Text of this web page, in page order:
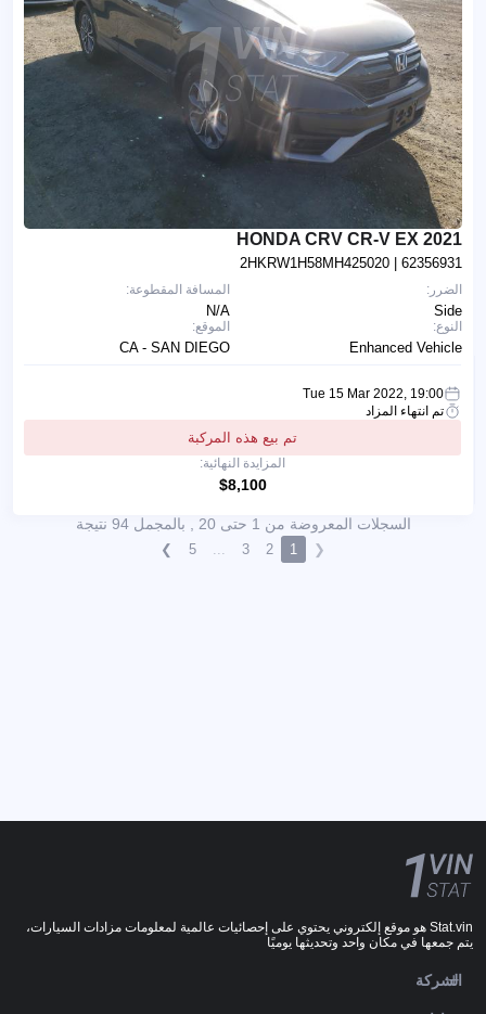
2021 HONDA CRV CR-V EX
2HKRW1H58MH425020 | 62356931
المسافة المقطوعة:
N/A
الموقع:
CA - SAN DIEGO
الضرر:
Side
النوع:
Enhanced Vehicle
Tue 15 Mar 2022, 19:00
تم انتهاء المزاد
تم بيع هذه المركبة
المزايدة النهائية:
$8,100
السجلات المعروضة من 1 حتى 20 , بالمجمل 94 نتيجة
❮
1
2
3
...
5
❯
Stat.vin هو موقع إلكتروني يحتوي على إحصائيات عالمية لمعلومات مزادات السيارات،
يتم جمعها في مكان واحد وتحديثها يوميًا
الشركة